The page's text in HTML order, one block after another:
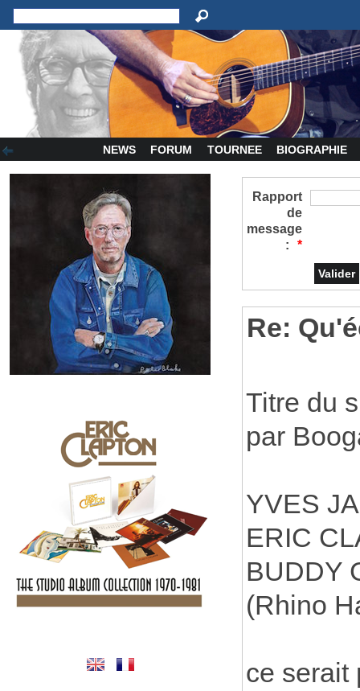
NEWS FORUM TOURNEE BIOGRAPHIE
Rapport
de
message
:
*
Re:
Titre du
par
YVES
ERIC
BUDDY
(Rhino
ce serait